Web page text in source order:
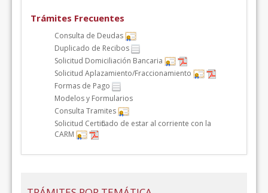
Trámites Frecuentes
Consulta de Deudas
Duplicado de Recibos
Solicitud Domiciliación Bancaria
Solicitud Aplazamiento/Fraccionamiento
Formas de Pago
Modelos y Formularios
Consulta Tramites
Solicitud Certificado de estar al corriente con la
CARM